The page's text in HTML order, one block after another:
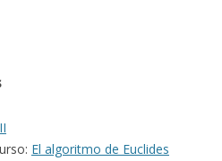
El algoritmo de Euclides